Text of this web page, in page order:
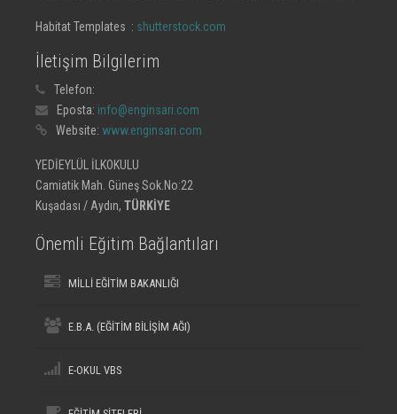
Habitat Templates : shutterstock.com
İletişim Bilgilerim
Telefon:
Eposta: info@enginsari.com
Website: www.enginsari.com
YEDİEYLÜL İLKOKULU
Camiatik Mah. Güneş Sok.No:22
Kuşadası / Aydın, TÜRKİYE
Önemli Eğitim Bağlantıları
MİLLİ EĞİTİM BAKANLIĞI
E.B.A. (EĞİTİM BİLİŞİM AĞI)
E-OKUL VBS